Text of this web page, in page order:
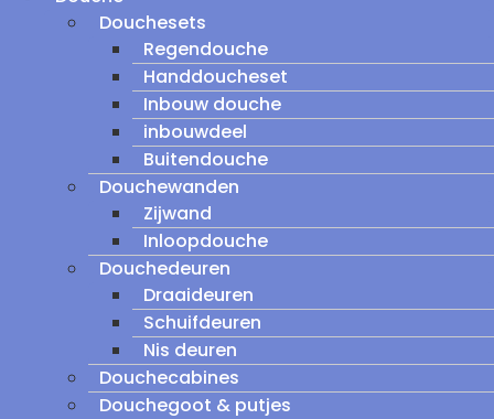
Douchesets
Regendouche
Handdoucheset
Inbouw douche
inbouwdeel
Buitendouche
Douchewanden
Zijwand
Inloopdouche
Douchedeuren
Draaideuren
Schuifdeuren
Nis deuren
Douchecabines
Douchegoot & putjes